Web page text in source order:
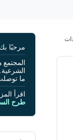
مرحبًا
ما
اقرأ
طرح